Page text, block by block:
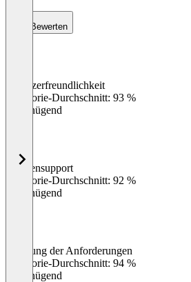
Bewerten
Benutzerfreundlichkeit
Kategorie-Durchschnitt: 93 %
Ungenügend
Kundensupport
Kategorie-Durchschnitt: 92 %
Ungenügend
Erfüllung der Anforderungen
Kategorie-Durchschnitt: 94 %
Ungenügend